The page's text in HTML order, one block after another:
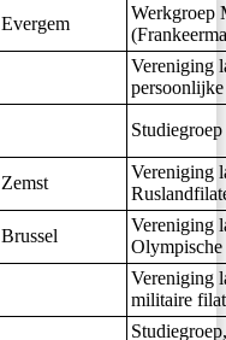
Evergem
Werkgroep
Vereniging
Zemst
Vereniging
Brussel
Vereniging
Olympische
Vereniging
militaire